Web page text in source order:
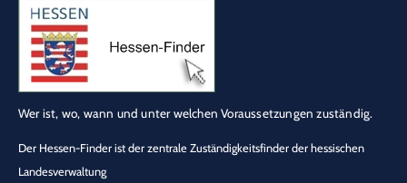
Wer ist, wo, wann und unter welchen Voraussetzungen zuständig.
Der Hessen-Finder ist der zentrale Zuständigkeitsfinder der hessischen
Landesverwaltung